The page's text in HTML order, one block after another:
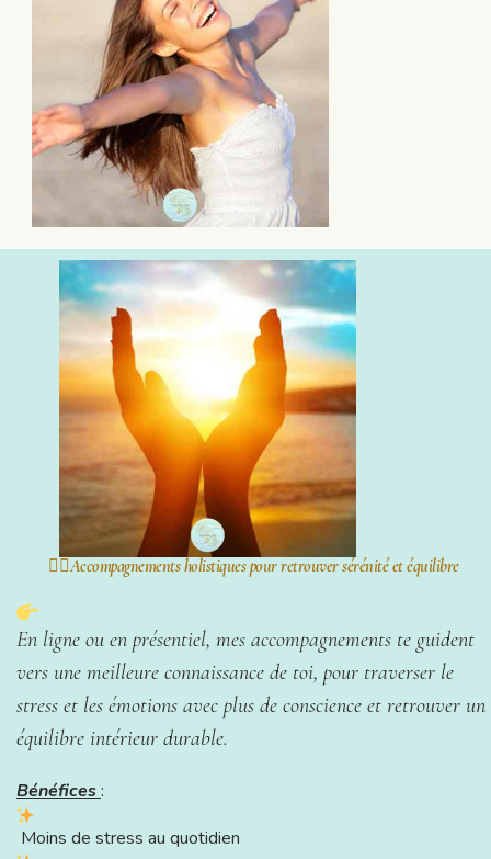
🧘‍♀️Accompagnements holistiques pour retrouver sérénité et équilibre
En ligne ou en présentiel, mes accompagnements te guident
vers une meilleure connaissance de toi, pour traverser le
stress et les émotions avec plus de conscience et retrouver un
équilibre intérieur durable.
Bénéfices:
Moins de stress au quotidien